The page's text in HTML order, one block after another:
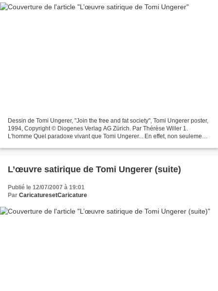
Dessin de Tomi Ungerer, "Join the free and fat society", Tomi Ungerer poster,
1994, Copyright © Diogenes Verlag AG Zürich. Par Thérèse Willer 1.
L'homme Quel paradoxe vivant que Tomi Ungerer... En effet, non seulement
L’œuvre satirique de Tomi Ungerer (suite)
Publié le 12/07/2007 à 19:01
Par CaricaturesetCaricature